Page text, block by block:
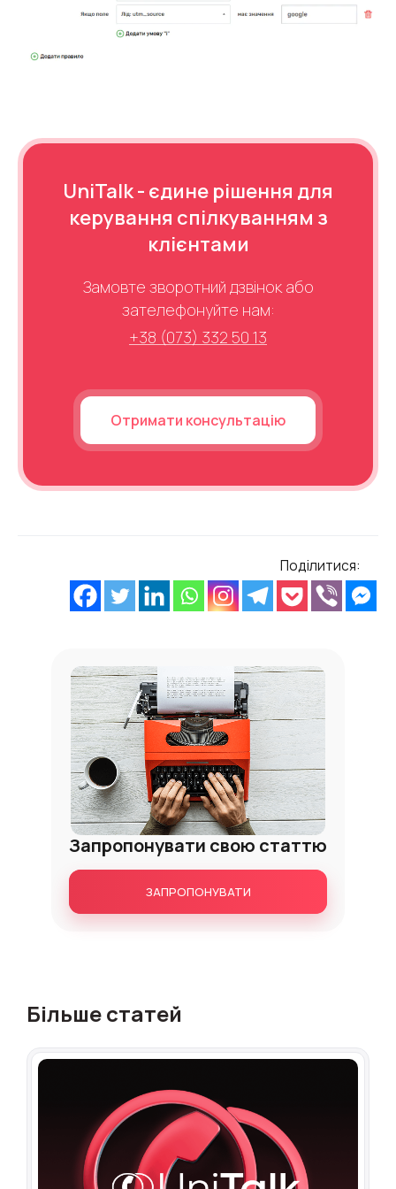
UniTalk - єдине рішення для
керування спілкуванням з
клієнтами
Замовте зворотний дзвінок або
зателефонуйте нам:
+38 (073) 332 50 13
Отримати консультацію
Поділитися:
Запропонувати свою статтю
ЗАПРОПОНУВАТИ
Більше статей